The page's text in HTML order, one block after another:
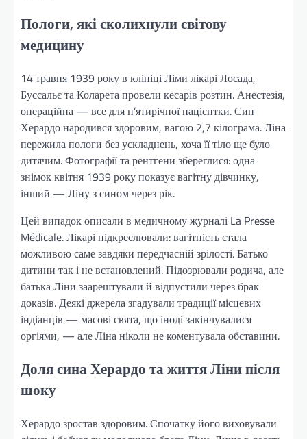
Пологи, які сколихнули світову
медицину
14 травня 1939 року в клініці Ліми лікарі Лосада,
Буссальє та Коларета провели кесарів розтин. Анестезія,
операційна — все для п’ятирічної пацієнтки. Син
Херардо народився здоровим, вагою 2,7 кілограма. Ліна
пережила пологи без ускладнень, хоча її тіло ще було
дитячим. Фотографії та рентгени збереглися: одна
знімок квітня 1939 року показує вагітну дівчинку,
інший — Ліну з сином через рік.
Цей випадок описали в медичному журналі La Presse
Médicale. Лікарі підкреслювали: вагітність стала
можливою саме завдяки передчасній зрілості. Батько
дитини так і не встановлений. Підозрювали родича, але
батька Ліни заарештували й відпустили через брак
доказів. Деякі джерела згадували традиції місцевих
індіанців — масові свята, що іноді закінчувалися
оргіями, — але Ліна ніколи не коментувала обставини.
Доля сина Херардо та життя Ліни після
шоку
Херардо зростав здоровим. Спочатку його виховували